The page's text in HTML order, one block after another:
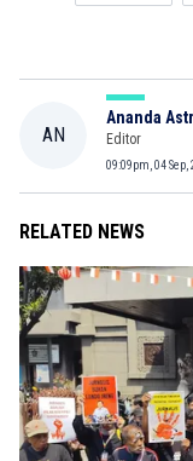
AN
Ananda
Editor
09:09pm, 04 Sep,
RELATED NEWS